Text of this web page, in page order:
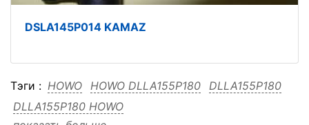
DSLA145P014 KAMAZ
Тэги : HOWO HOWO DLLA155P180
DLLA155P180
DLLA155P180 HOWO